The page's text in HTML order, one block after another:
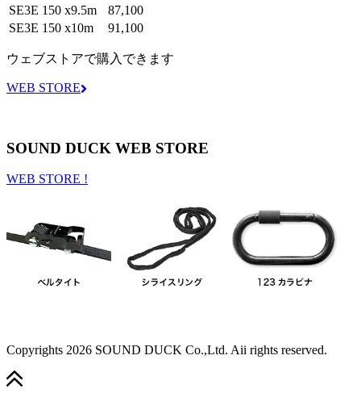
SE3E 150 x9.5m
87,100
SE3E 150 x10m
91,100
ウェブストアで購入できます
WEB STORE
SOUND DUCK WEB STORE
WEB STORE !
Copyrights 2026 SOUND DUCK Co.,Ltd. Aii rights reserved.